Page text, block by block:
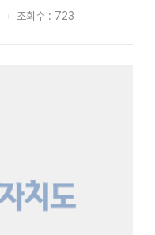
조회수 : 723